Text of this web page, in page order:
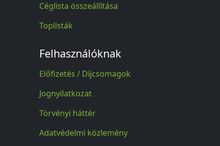
Céglista összeállítása
Toplisták
Felhasználóknak
Előfizetés / Díjcsomagok
Jognyilatkozat
Törvényi háttér
Adatvédelmi közlemény